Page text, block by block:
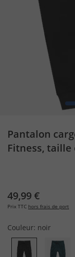
1
Pantalon
Fitness,
49,99 €
Prix TTC hors frais de port
Couleur: noir